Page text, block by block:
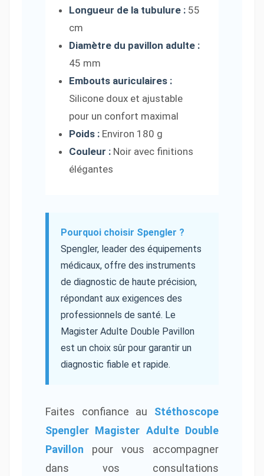
Longueur de la tubulure : 55
cm
Diamètre du pavillon adulte :
45 mm
Embouts auriculaires :
Silicone doux et ajustable
pour un confort maximal
Poids : Environ 180 g
Couleur : Noir avec finitions
élégantes
Pourquoi choisir Spengler ?
Spengler, leader des équipements
médicaux, offre des instruments
de diagnostic de haute précision,
répondant aux exigences des
professionnels de santé. Le
Magister Adulte Double Pavillon
est un choix sûr pour garantir un
diagnostic fiable et rapide.
Faites confiance au Stéthoscope
Spengler Magister Adulte Double
Pavillon pour vous accompagner
dans vos consultations